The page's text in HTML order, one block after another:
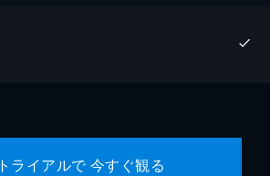
ライアルで 今すぐ観る